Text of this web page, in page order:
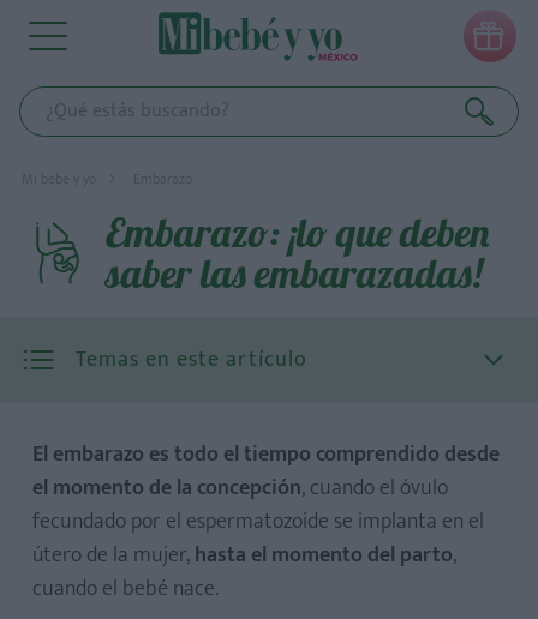

Mi bebé y yo Embarazo
Embarazo: ¡lo que deben
saber las embarazadas!
Temas en este artículo
Desarrollo del feto en el primer trimestre de embarazo
Cambios en la mujer en el primer trimestre de embarazo
El embarazo es todo el tiempo comprendido desde
el momento de la concepción, cuando el óvulo
fecundado por el espermatozoide se implanta en el
útero de la mujer,hasta el momento del parto,
cuando el bebé nace.